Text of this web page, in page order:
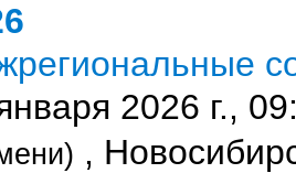
2026 г.,
,